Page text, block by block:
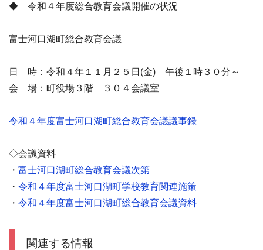
◆ 令和４年度総合教育会議開催の状況
富士河口湖町総合教育会議
日 時：令和４年１１月２５日(金) 午後１時３０分～
会 場：町役場３階 ３０４会議室
令和４年度富士河口湖町総合教育会議議事録
◇会議資料
・ 富士河口湖町総合教育会議次第
・ 令和４年度富士河口湖町学校教育関連施策
・ 令和４年度富士河口湖町総合教育会議資料
関連する情報